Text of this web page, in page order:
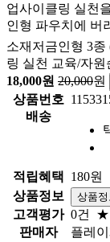
업사이클링 실천
인형 파우치에 버
소재저금인형 3
링 실천 교육/자
18,000원 20,000원
상품번호
배송
적립혜택 180원
상품정보 상품
고객평가 0건
판매자
플레이